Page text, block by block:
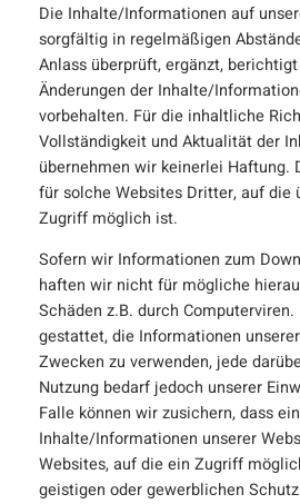
Die Inhalte/Informationen auf
sorgfältig in regelmäßigen
Anlass überprüft, ergänzt,
Änderungen der Inhalte/
vorbehalten. Für die inhaltliche
Vollständigkeit und Aktualität der
übernehmen wir keinerlei Haftung.
für solche Websites Dritter, auf die
Zugriff möglich ist.
Sofern wir Informationen zum
haften wir nicht für mögliche
Schäden z.B. durch
gestattet, die Informationen
Zwecken zu verwenden, jede
Nutzung bedarf jedoch unserer
Falle können wir zusichern, dass
Inhalte/Informationen unserer
Websites, auf die ein Zugriff
geistigen oder gewerblichen